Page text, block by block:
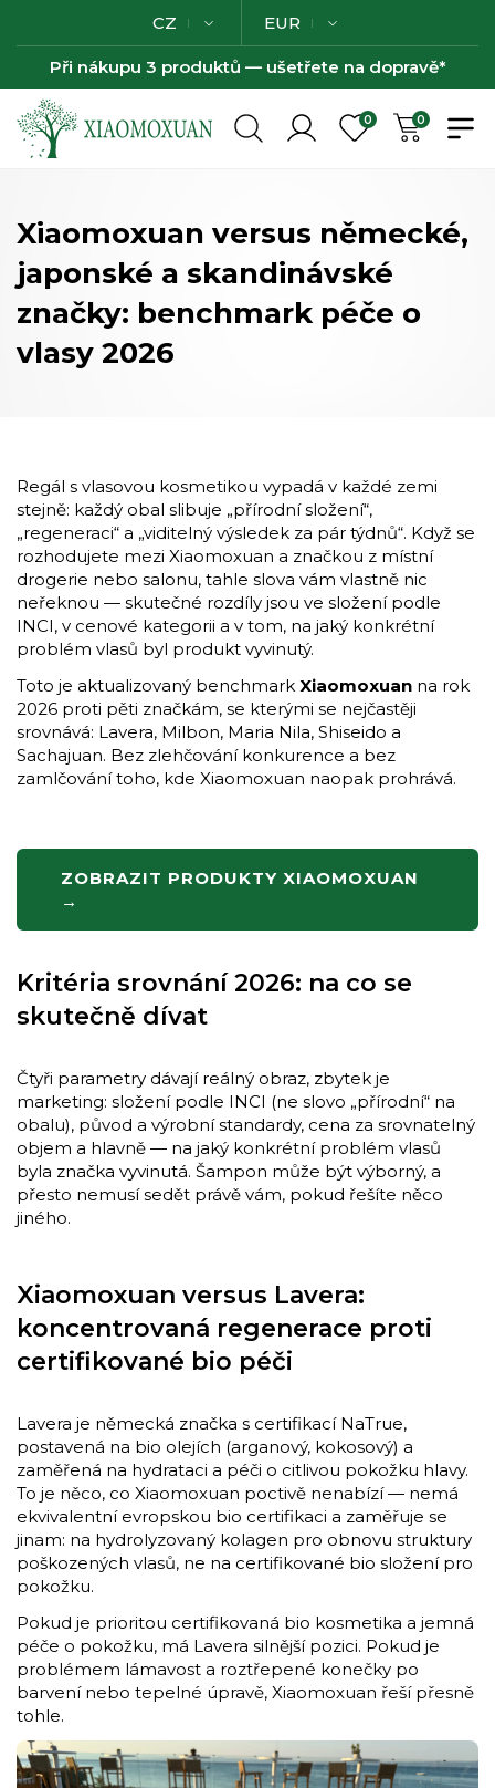
CZ EUR
Při nákupu 3 produktů — ušetřete na dopravě*
0 0
Xiaomoxuan versus německé,
japonské a skandinávské
značky: benchmark péče o
vlasy 2026
Regál s vlasovou kosmetikou vypadá v každé zemi
stejně: každý obal slibuje „přírodní složení“,
„regeneraci“ a „viditelný výsledek za pár týdnů“. Když se
rozhodujete mezi Xiaomoxuan a značkou z místní
drogerie nebo salonu, tahle slova vám vlastně nic
neřeknou — skutečné rozdíly jsou ve složení podle
INCI, v cenové kategorii a v tom, na jaký konkrétní
problém vlasů byl produkt vyvinutý.
Toto je aktualizovaný benchmark Xiaomoxuan na rok
2026 proti pěti značkám, se kterými se nejčastěji
srovnává: Lavera, Milbon, Maria Nila, Shiseido a
Sachajuan. Bez zlehčování konkurence a bez
zamlčování toho, kde Xiaomoxuan naopak prohrává.
ZOBRAZIT PRODUKTY XIAOMOXUAN
→
Kritéria srovnání 2026: na co se
skutečně dívat
Čtyři parametry dávají reálný obraz, zbytek je
marketing: složení podle INCI (ne slovo „přírodní“ na
obalu), původ a výrobní standardy, cena za srovnatelný
objem a hlavně — na jaký konkrétní problém vlasů
byla značka vyvinutá. Šampon může být výborný, a
přesto nemusí sedět právě vám, pokud řešíte něco
jiného.
Xiaomoxuan versus Lavera:
koncentrovaná regenerace proti
certifikované bio péči
Lavera je německá značka s certifikací NaTrue,
postavená na bio olejích (arganový, kokosový) a
zaměřená na hydrataci a péči o citlivou pokožku hlavy.
To je něco, co Xiaomoxuan poctivě nenabízí — nemá
ekvivalentní evropskou bio certifikaci a zaměřuje se
jinam: na hydrolyzovaný kolagen pro obnovu struktury
poškozených vlasů, ne na certifikované bio složení pro
pokožku.
Pokud je prioritou certifikovaná bio kosmetika a jemná
péče o pokožku, má Lavera silnější pozici. Pokud je
problémem lámavost a roztřepené konečky po
barvení nebo tepelné úpravě, Xiaomoxuan řeší přesně
tohle.